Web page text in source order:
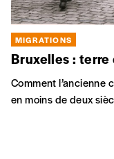
Au travers de deux
de sources
plus de soixante-dix
anthropologues ou